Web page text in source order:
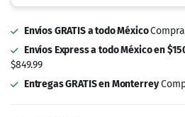
Envíos GRATIS a todo México
Envíos Express a todo México en
$849.99
Entregas GRATIS en Monterrey